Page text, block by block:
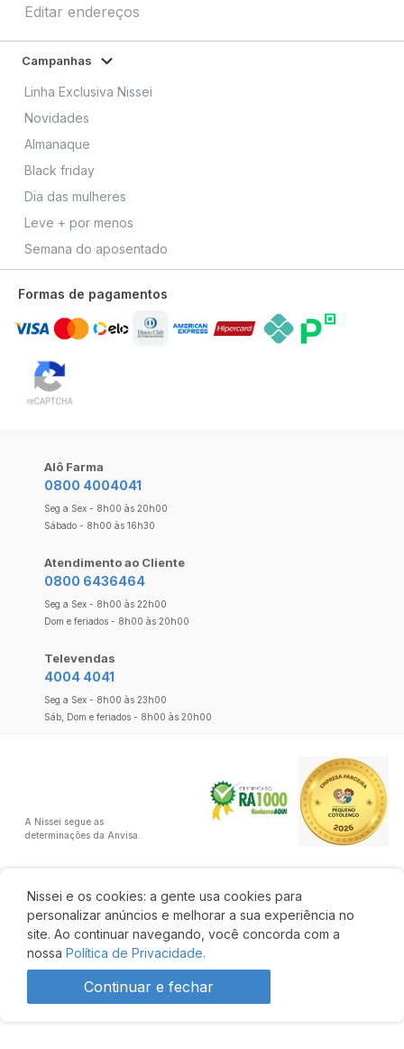
R$ 32,62
Nissei e os cookies: a gente usa cookies para
personalizar anúncios e melhorar a sua experiência no
site. Ao continuar navegando, você concorda com a
nossa Política de Privacidade.
Continuar e fechar
Editar endereços
Campanhas
Linha Exclusiva Nissei
Novidades
Almanaque
Black friday
Dia das mulheres
Leve + por menos
Semana do aposentado
Formas de pagamentos
Alô Farma
0800 4004041
Seg a Sex - 8h00 às 20h00
Sábado - 8h00 às 16h30
Atendimento ao Cliente
0800 6436464
Seg a Sex - 8h00 às 22h00
Dom e feriados - 8h00 às 20h00
Televendas
4004 4041
Seg a Sex - 8h00 às 23h00
Sáb, Dom e feriados - 8h00 às 20h00
A Nissei segue as
determinações da Anvisa.